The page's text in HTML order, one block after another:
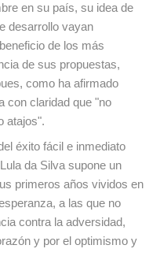
en su país, su idea de
desarrollo vayan
de los más
de sus propuestas,
como ha afirmado
con claridad que "no
atajos".
éxito fácil e inmediato
da Silva supone un
primeros años vividos en
a las que no
contra la adversidad,
y por el optimismo y